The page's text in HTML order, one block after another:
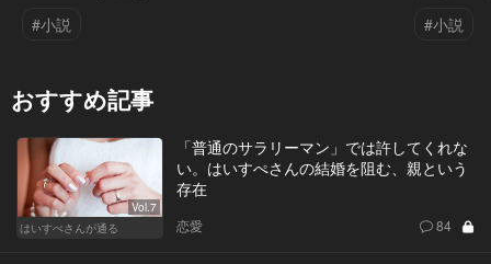
#小説 #小説
おすすめ記事
Vol.7
はいすぺさんが通る
「普通のサラリーマン」では許してくれな
い。はいすぺさんの結婚を阻む、親という
存在
恋愛 84